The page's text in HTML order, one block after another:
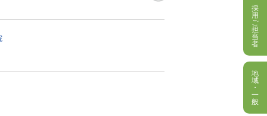
採
用
ご
担
当
者
地
域
・
一
般